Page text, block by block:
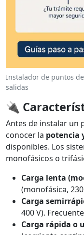
Instalador de puntos
salidas
🔌
Antes de instalar un
conocer la potencia
disponibles. Los
monofásicos o
Carga lenta
(monofásica,
Carga
400 V).
Carga rápida o